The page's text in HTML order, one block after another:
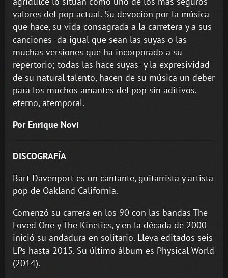
valores del pop actual. Su devoción por la música
que hace, su vida consagrada a la carretera y a sus
canciones -da igual que sean las suyas o las
muchas versiones que ha incorporado a su
repertorio; todas las hace suyas- y la expresividad
de su natural talento, hacen de su música un deber
para los muchos amantes del pop sin aditivos,
eterno, atemporal.
Por Enrique Novi
DISCOGRAFÍA
Bart Davenport es un cantante, guitarrista y artista
pop de Oakland California.
Comenzó su carrera en los 90 con las bandas The
Loved One y The Kinetics, y en la década de 2000
inició su andadura en solitario. Lleva editados seis
LPs hasta 2015. Su último álbum es Physical World
(2014).